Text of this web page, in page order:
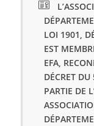
LOI 1901,
EST
EFA,
DÉCRET
PARTIE DE